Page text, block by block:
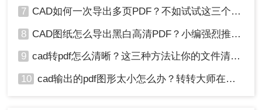
7 CAD如何一次导出多页PDF？不如试试这三个方法！
8 CAD图纸怎么导出黑白高清PDF？小编强烈推荐这三种方法！
9 cad转pdf怎么清晰？这三种方法让你的文件清晰无比！
10 cad输出的pdf图形太小怎么办？转转大师在线搞定